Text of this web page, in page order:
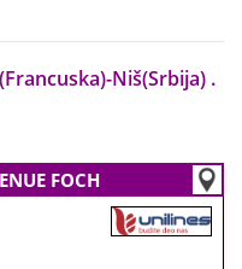
Niš(Srbija) .
FOCH